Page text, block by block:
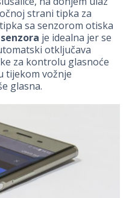
strani tipka za
sa senzorom otiska
je idealna jer se
otključava
za kontrolu glasnoće
tijekom vožnje
glasna.